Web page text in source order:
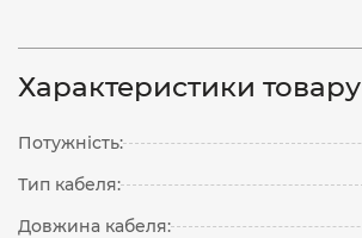
Характеристики товару
Потужність:
Тип кабеля:
Довжина кабеля: